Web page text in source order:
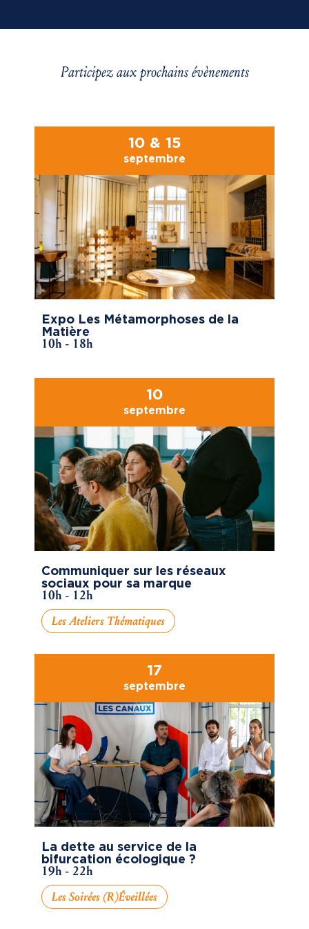
Participez aux prochains évènements
10 & 15
septembre
Expo Les Métamorphoses de la
Matière
10h - 18h
10
septembre
Communiquer sur les réseaux
sociaux pour sa marque
10h - 12h
Les Ateliers Thématiques
17
septembre
La dette au service de la
bifurcation écologique ?
19h - 22h
Les Soirées (R)éveillées